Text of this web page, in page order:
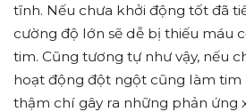
tĩnh. Nếu chưa khởi động tốt đã
cường độ lớn sẽ dễ bị thiếu máu
tim. Cũng tương tự như vậy, nếu
hoạt động đột ngột cũng làm tim
thậm chí gây ra những phản ứng